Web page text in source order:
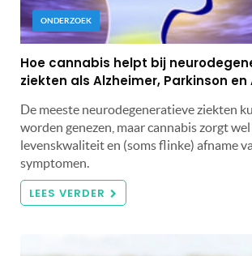
ONDERZOEK
Hoe cannabis helpt bij
ziekten als Alzheimer, Parkinson en
De meeste neurodegeneratieve ziekten
worden genezen, maar cannabis zorgt
levenskwaliteit en (soms flinke) afname
symptomen.
LEES VERDER